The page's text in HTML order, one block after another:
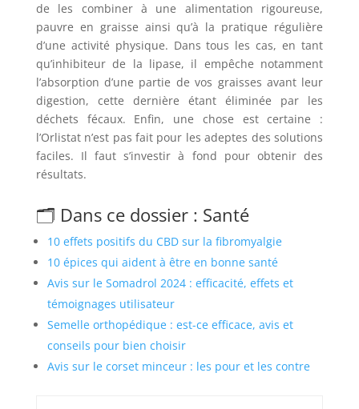
de les combiner à une alimentation rigoureuse,
pauvre en graisse ainsi qu’à la pratique régulière
d’une activité physique. Dans tous les cas, en tant
qu’inhibiteur de la lipase, il empêche notamment
l’absorption d’une partie de vos graisses avant leur
digestion, cette dernière étant éliminée par les
déchets fécaux. Enfin, une chose est certaine :
l’Orlistat n’est pas fait pour les adeptes des solutions
faciles. Il faut s’investir à fond pour obtenir des
résultats.
🗂️ Dans ce dossier : Santé
10 effets positifs du CBD sur la fibromyalgie
10 épices qui aident à être en bonne santé
Avis sur le Somadrol 2024 : efficacité, effets et
témoignages utilisateur
Semelle orthopédique : est-ce efficace, avis et
conseils pour bien choisir
Avis sur le corset minceur : les pour et les contre